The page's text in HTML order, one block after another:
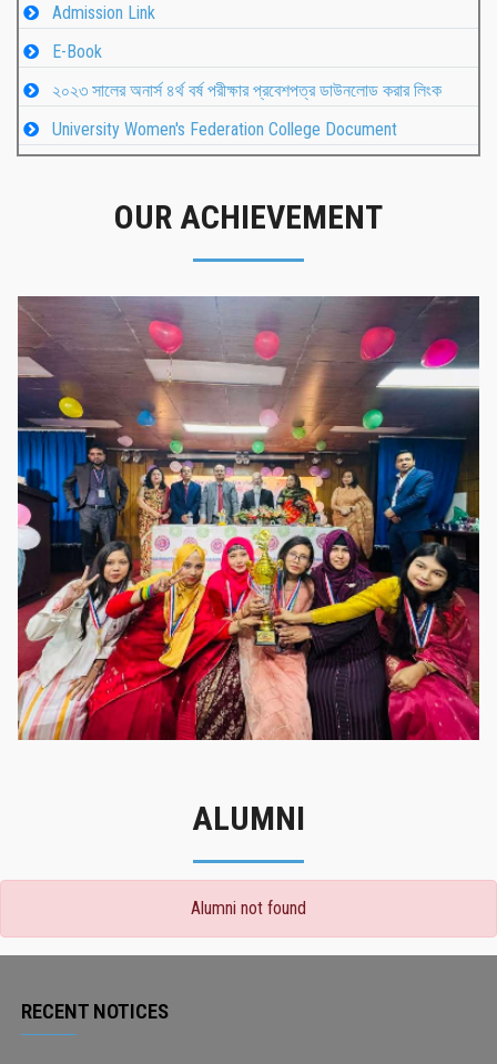
Admission Link
E-Book
২০২৩ সালের অনার্স ৪র্থ বর্ষ পরীক্ষার প্রবেশপত্র ডাউনলোড করার লিংক
University Women's Federation College Document
OUR ACHIEVEMENT
গৌরবের মুহূর্ত
গৌরবের মুহূর্ত
ALUMNI
Alumni not found
RECENT NOTICES